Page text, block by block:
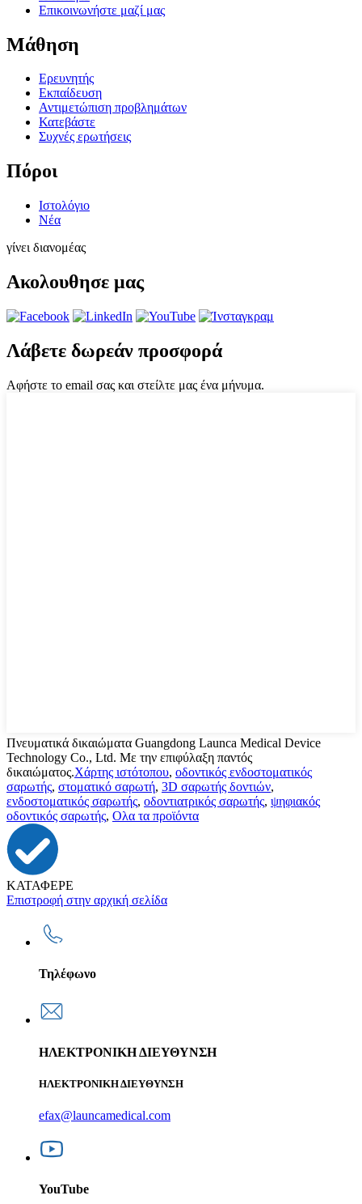
Επικοινωνήστε μαζί μας
Μάθηση
Ερευνητής
Εκπαίδευση
Αντιμετώπιση προβλημάτων
Κατεβάστε
Συχνές ερωτήσεις
Πόροι
Ιστολόγιο
Νέα
γίνει διανομέας
Ακολουθησε μας
Λάβετε δωρεάν προσφορά
Αφήστε το email σας και στείλτε μας ένα μήνυμα.
Πνευματικά δικαιώματα Guangdong Launca Medical Device
Technology Co., Ltd. Με την επιφύλαξη παντός
δικαιώματος.Χάρτης ιστότοπου, οδοντικός ενδοστοματικός
σαρωτής, στοματικό σαρωτή, 3D σαρωτής δοντιών,
ενδοστοματικός σαρωτής, οδοντιατρικός σαρωτής, ψηφιακός
οδοντικός σαρωτής, Ολα τα προϊόντα
ΚΑΤΑΦΕΡΕ
Επιστροφή στην αρχική σελίδα
Τηλέφωνο
ΗΛΕΚΤΡΟΝΙΚΗ ΔΙΕΥΘΥΝΣΗ
ΗΛΕΚΤΡΟΝΙΚΗ ΔΙΕΥΘΥΝΣΗ
efax@launcamedical.com
YouTube